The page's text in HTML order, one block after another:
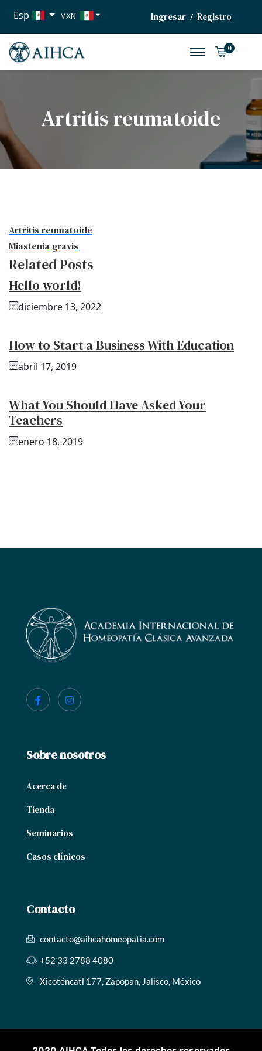
Esp MXN
EUR
Ingresar / Registro
0
Artritis reumatoide
Artritis reumatoide
Miastenia gravis
Related Posts
Hello world!
diciembre 13, 2022
How to Start a Business With Education
abril 17, 2019
What You Should Have Asked Your
Teachers
enero 18, 2019
Sobre nosotros
Acerca de
Tienda
Seminarios
Casos clínicos
Contacto
contacto@aihcahomeopatia.com
+52 33 2788 4080
Xicoténcatl 177, Zapopan, Jalisco, México